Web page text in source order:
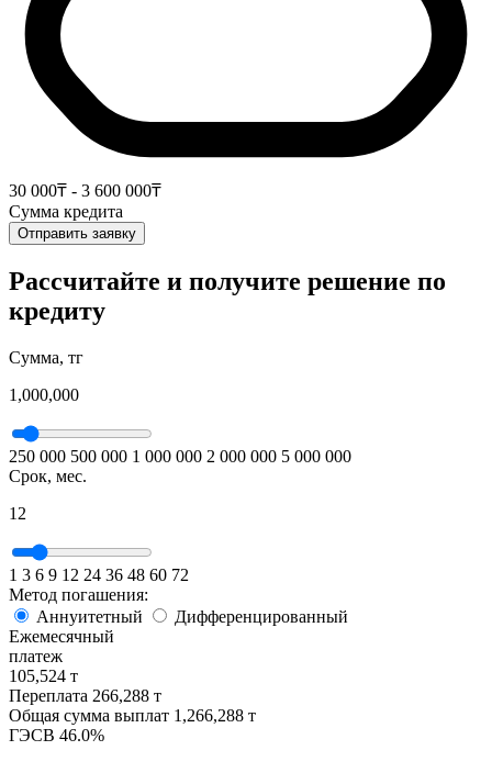
30 000₸ - 3 600 000₸
Сумма кредита
Отправить заявку
Рассчитайте и получите решение по
кредиту
Сумма, тг
1,000,000
250 000 500 000 1 000 000 2 000 000 5 000 000
Срок, мес.
12
1 3 6 9 12 24 36 48 60 72
Метод погашения:
Аннуитетный
Дифференцированный
Ежемесячный
платеж
105,524 т
Переплата 266,288 т
Общая сумма выплат 1,266,288 т
ГЭСВ 46.0%